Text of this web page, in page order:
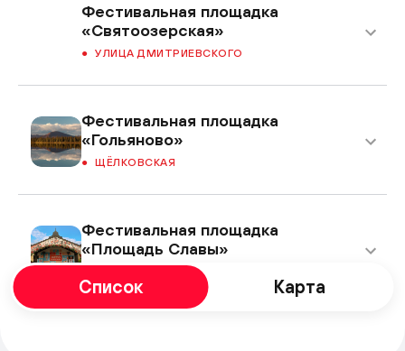
Фестивальная площадка
«Святоозерская»
УЛИЦА ДМИТРИЕВСКОГО
Фестивальная площадка
«Гольяново»
ЩЁЛКОВСКАЯ
Фестивальная площадка
«Площадь Славы»
Список Карта